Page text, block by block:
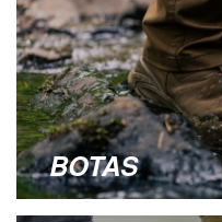
BOTAS